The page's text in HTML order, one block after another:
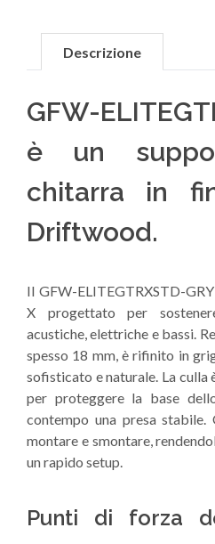
Descrizione
GFW-
è un
chitarra in
Driftwood.
Il GFW-ELITEGTRXSTD-
X progettato per
acustiche, elettriche e bassi.
spesso 18 mm, è rifinito in
sofisticato e naturale. La culla
per proteggere la base
contempo una presa
montare e smontare,
un rapido setup.
Punti di forza